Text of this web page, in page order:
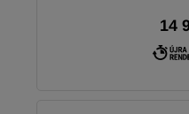
14